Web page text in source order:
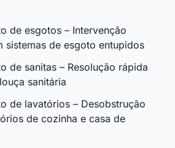
de esgotos – Intervenção
sistemas de esgoto entupidos
de sanitas – Resolução rápida
sanitária
de lavatórios – Desobstrução
de cozinha e casa de